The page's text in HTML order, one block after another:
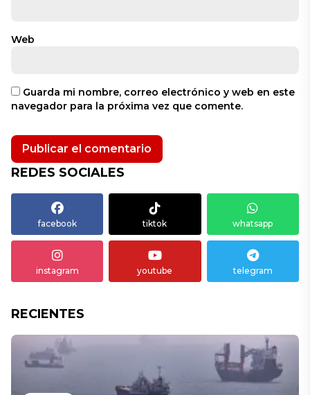
Web
Guarda mi nombre, correo electrónico y web en este
navegador para la próxima vez que comente.
REDES SOCIALES
facebook tiktok whatsapp
instagram youtube telegram
RECIENTES